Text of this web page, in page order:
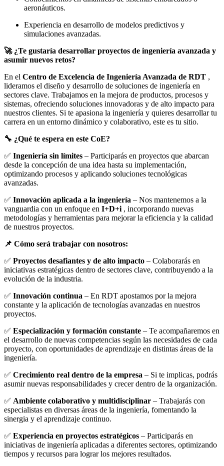
aeronáuticos.
Experiencia en desarrollo de modelos predictivos y
simulaciones avanzadas.
🚀 ¿Te gustaría desarrollar proyectos de ingeniería avanzada y
asumir nuevos retos?
En el Centro de Excelencia de Ingeniería Avanzada de RDT ,
lideramos el diseño y desarrollo de soluciones de ingeniería en
sectores clave. Trabajamos en la mejora de productos, procesos y
sistemas, ofreciendo soluciones innovadoras y de alto impacto para
nuestros clientes. Si te apasiona la ingeniería y quieres desarrollar tu
carrera en un entorno dinámico y colaborativo, este es tu sitio.
🔧 ¿Qué te espera en este CoE?
✅ Ingeniería sin límites – Participarás en proyectos que abarcan
desde la concepción de una idea hasta su implementación,
optimizando procesos y aplicando soluciones tecnológicas
avanzadas.
✅ Innovación aplicada a la ingeniería – Nos mantenemos a la
vanguardia con un enfoque en I+D+i , incorporando nuevas
metodologías y herramientas para mejorar la eficiencia y la calidad
de nuestros proyectos.
📌 Cómo será trabajar con nosotros:
✅ Proyectos desafiantes y de alto impacto – Colaborarás en
iniciativas estratégicas dentro de sectores clave, contribuyendo a la
evolución de la industria.
✅ Innovación continua – En RDT apostamos por la mejora
constante y la aplicación de tecnologías avanzadas en nuestros
proyectos.
✅ Especialización y formación constante – Te acompañaremos en
el desarrollo de nuevas competencias según las necesidades de cada
proyecto, con oportunidades de aprendizaje en distintas áreas de la
ingeniería.
✅ Crecimiento real dentro de la empresa – Si te implicas, podrás
asumir nuevas responsabilidades y crecer dentro de la organización.
✅ Ambiente colaborativo y multidisciplinar – Trabajarás con
especialistas en diversas áreas de la ingeniería, fomentando la
sinergia y el aprendizaje continuo.
✅ Experiencia en proyectos estratégicos – Participarás en
iniciativas de ingeniería aplicadas a diferentes sectores, optimizando
tiempos y recursos para lograr los mejores resultados.